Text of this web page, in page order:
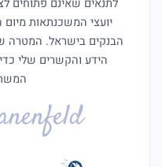
לתנאים שאינם פתוחים
יועצי המשכנתאות
הבנקים בישראל. המטרה
הידע והקשרים שלי